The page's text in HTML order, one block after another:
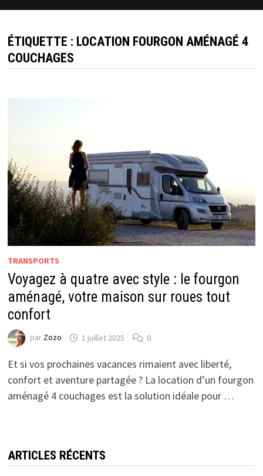
ÉTIQUETTE : LOCATION FOURGON AMÉNAGÉ 4
COUCHAGES
TRANSPORTS
Voyagez à quatre avec style : le fourgon
aménagé, votre maison sur roues tout
confort
par Zozo 1 juillet 2025 0
Et si vos prochaines vacances rimaient avec liberté,
confort et aventure partagée ? La location d’un fourgon
aménagé 4 couchages est la solution idéale pour …
ARTICLES RÉCENTS